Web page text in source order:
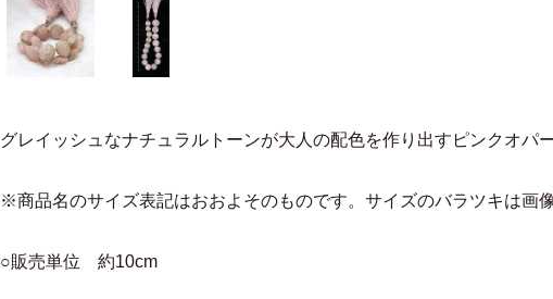
グレイッシュなナチュラルトーンが大人の配色を作り出すピンクオパ
※商品名のサイズ表記はおおよそのものです。サイズのバラツキは画
○販売単位 約10cm